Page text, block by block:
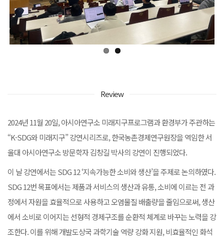
Previous Next
Review
2024년 11월 20일, 아시아연구소 미래지구프로그램과 환경부가 주관하는
“K-SDG와 미래지구” 강연시리즈로, 한국농촌경제연구원장을 역임한 서
울대 아시아연구소 방문학자 김창길 박사의 강연이 진행되었다.
이 날 강연에서는 SDG 12 ‘지속가능한 소비와 생산’을 주제로 논의하였다.
SDG 12번 목표에서는 제품과 서비스의 생산과 유통, 소비에 이르는 전 과
정에서 자원을 효율적으로 사용하고 오염물질 배출량을 줄임으로써, 생산
에서 소비로 이어지는 선형적 경제구조를 순환적 체계로 바꾸는 노력을 강
조한다. 이를 위해 개발도상국 과학기술 역량 강화 지원, 비효율적인 화석